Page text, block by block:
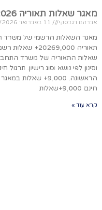
מאגר שאלות תאוריה 2026 – תרגול 9,000+ שאלות
אברהם רגבסקי
תאוריה
שאלות התאוריה של משרד
וסינון לפי נושא וסוג רישיון.
חינם 9,000+שאלות
קרא עוד »